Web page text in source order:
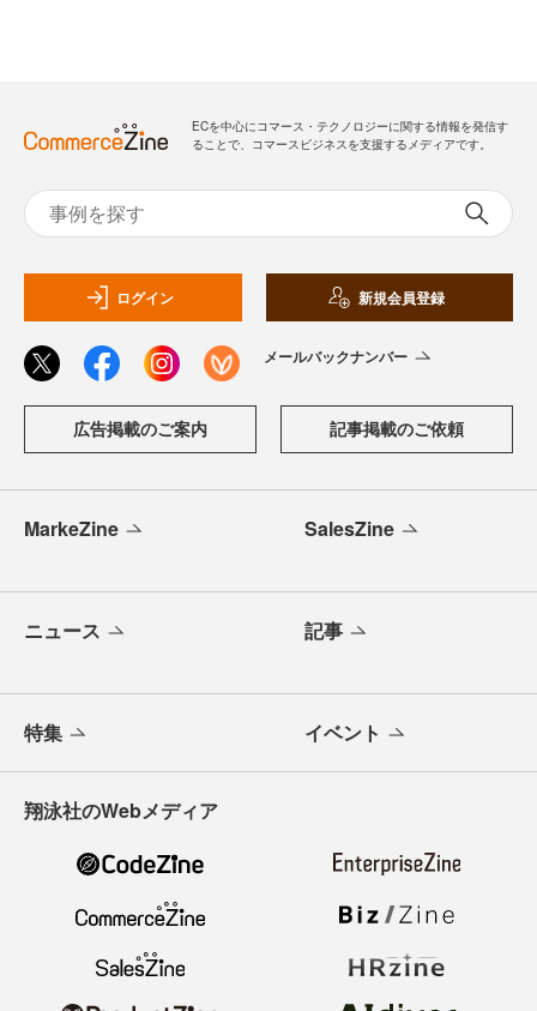
ECを中心にコマース・テクノロジーに関する情報を発信す
ることで、コマースビジネスを支援するメディアです。
ログイン 新規会員登録
メールバックナンバー
広告掲載のご案内 記事掲載のご依頼
MarkeZine SalesZine
ニュース 記事
特集 イベント
翔泳社のWebメディア